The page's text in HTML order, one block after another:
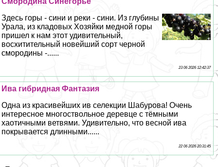
Здесь горы - сини и реки - сини. Из глубины
Урала, из кладовых Хозяйки медной горы
пришел к нам этот удивительный,
восхитительный новейший сорт черной
смородины -......
23 06 2026 12:42:37
Ива гибридная Фантазия
Одна из красивейших ив селекции Шабурова! Очень
интересное многоствольное деревце с тёмными
хаотичными ветвями. Удивительно, что весной ива
покрывается длинными......
22 06 2026 20:31:45